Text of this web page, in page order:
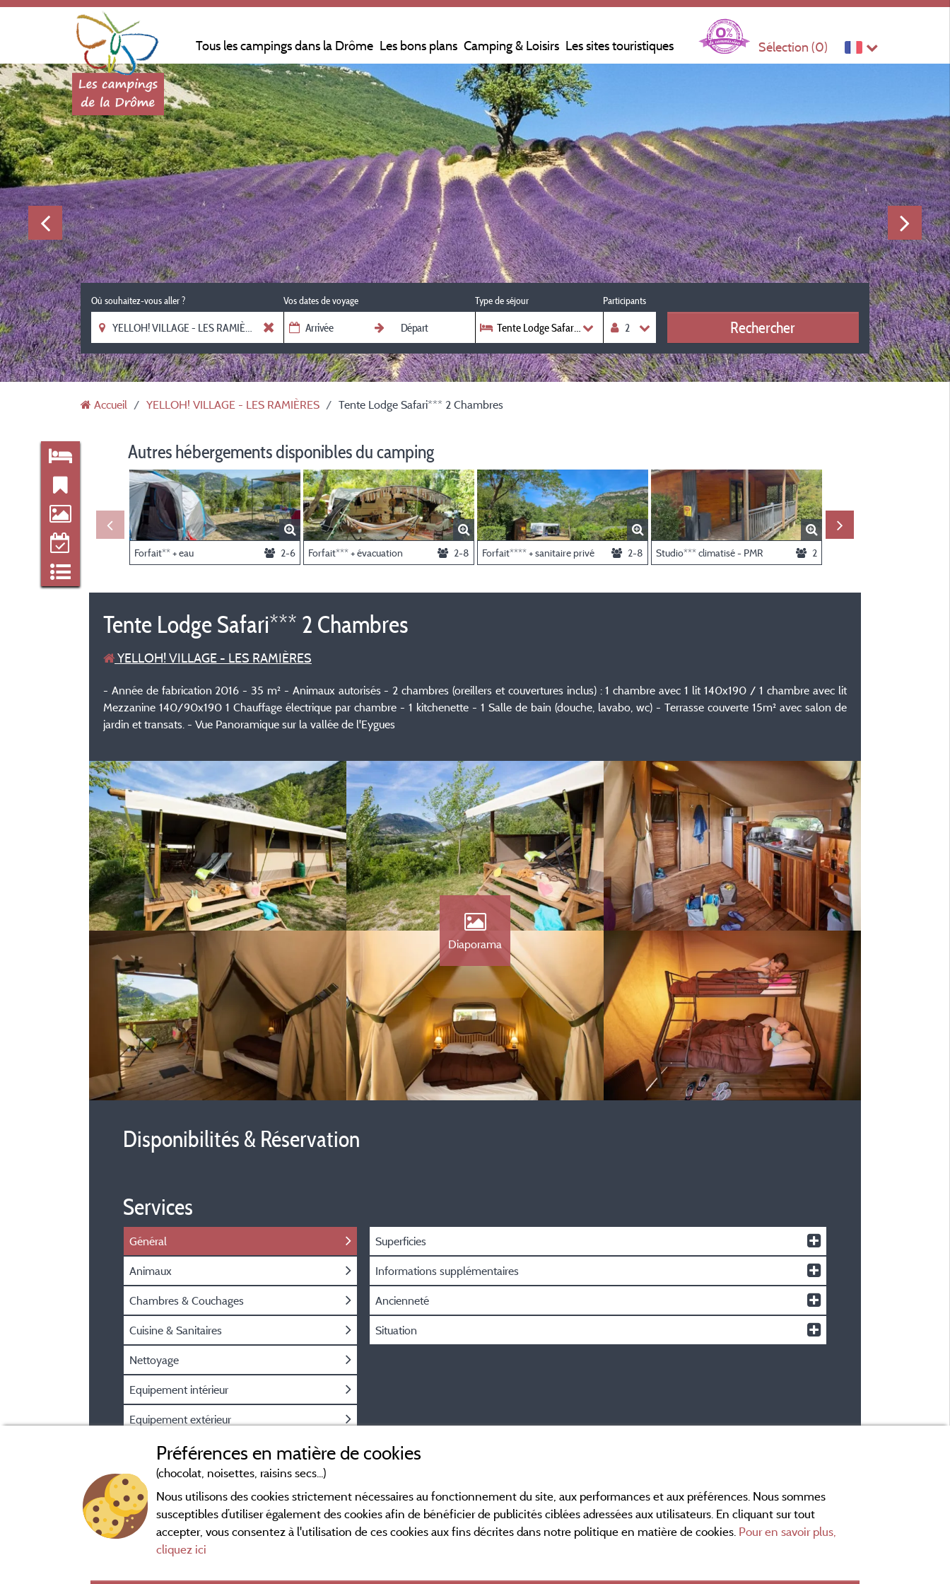
Tous les campings dans la Drôme Les bons plans Camping & Loisirs Les sites touristiques Sélection (0)
Où souhaitez-vous aller ? Vos dates de voyage Type de séjour
Tente Lodge Safari*** 2 Chambres
Participants
Rechercher
Accueil YELLOH! VILLAGE - LES RAMIÈRES Tente Lodge Safari*** 2 Chambres
Autres hébergements disponibles du camping
Forfait** + eau 2-6 Forfait*** + évacuation 2-8 Forfait**** + sanitaire privé 2-8 Studio*** climatisé - PMR 2
Tente Lodge Safari*** 2 Chambres
YELLOH! VILLAGE - LES RAMIÈRES
- Année de fabrication 2016 - 35 m² - Animaux autorisés - 2 chambres (oreillers et couvertures inclus) : 1 chambre avec 1 lit 140x190 / 1 chambre avec lit
Mezzanine 140/90x190 1 Chauffage électrique par chambre - 1 kitchenette - 1 Salle de bain (douche, lavabo, wc) - Terrasse couverte 15m² avec salon de
jardin et transats. - Vue Panoramique sur la vallée de l'Eygues
Diaporama
Disponibilités & Réservation
Services
Général
Animaux
Chambres & Couchages
Cuisine & Sanitaires
Nettoyage
Equipement intérieur
Equipement extérieur
Sécurité & parking
Superficies
Informations supplémentaires
Ancienneté
Situation
Préférences en matière de cookies
(chocolat, noisettes, raisins secs...)
Nous utilisons des cookies strictement nécessaires au fonctionnement du site, aux performances et aux préférences. Nous sommes
susceptibles d’utiliser également des cookies afin de bénéficier de publicités ciblées adressées aux utilisateurs. En cliquant sur tout
accepter, vous consentez à l'utilisation de ces cookies aux fins décrites dans notre politique en matière de cookies. Pour en savoir plus,
cliquez ici